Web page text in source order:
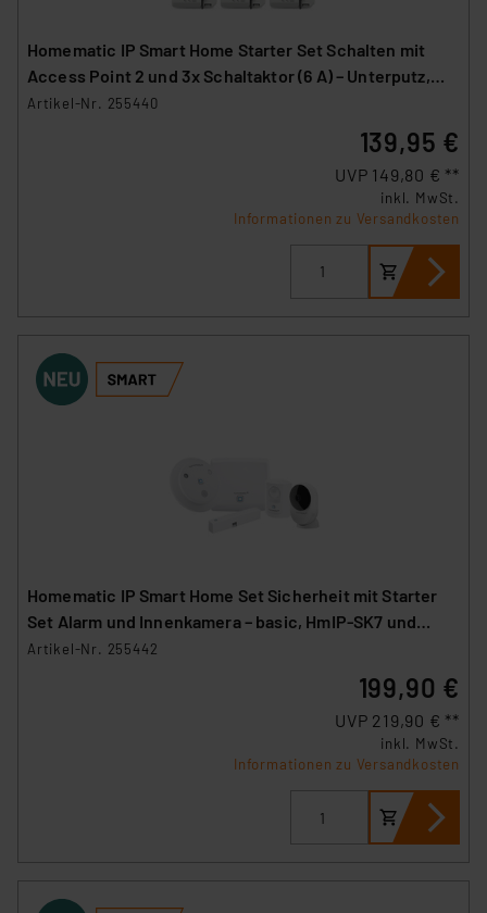
Homematic IP Smart Home Starter Set Schalten mit
Access Point 2 und 3x Schaltaktor (6 A) – Unterputz,
HmIP-HAP2 und HmIP-FS6
Artikel-Nr. 255440
139,95 €
UVP 149,80 € **
inkl. MwSt.
Informationen zu Versandkosten
Homematic IP Smart Home Set Sicherheit mit Starter
Set Alarm und Innenkamera – basic, HmIP-SK7 und
HmIP-CI-B
Artikel-Nr. 255442
199,90 €
UVP 219,90 € **
inkl. MwSt.
Informationen zu Versandkosten